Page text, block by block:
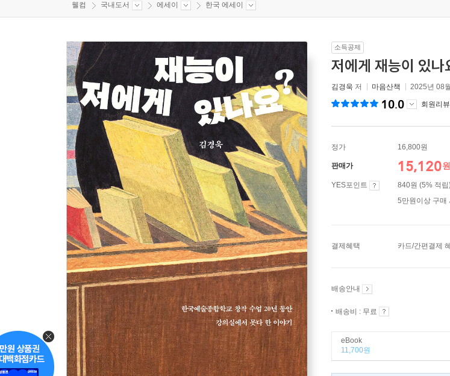
웰컴 국내도서 에세이 한국 에세이
소득공제
저에게 재능이 있나
김경욱 저 마음산책 2025년 08
10.0 회원리
정가 16,800원
판매가 15,120원
YES포인트
840원 (5% 적립
5만원이상 구매
결제혜택 카드/간편결제
배송안내
배송비 : 무료
eBook
11,700원